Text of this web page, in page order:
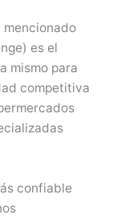
mencionado
es el
mismo para
competitiva
confiable